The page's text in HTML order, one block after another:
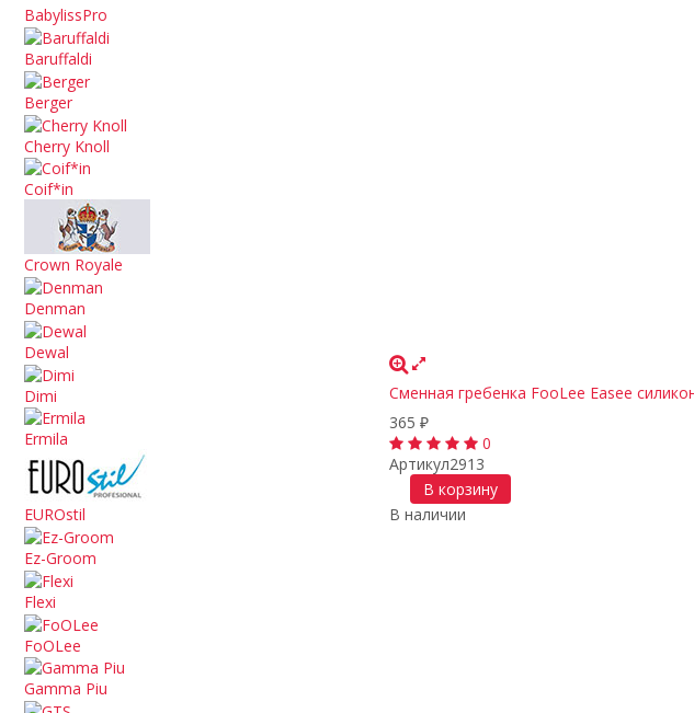
Сменная гребенка FoоLee Easee
365 ₽
0
Артикул2913
В корзину
В наличии
BabylissPro
Baruffaldi
Berger
Cherry Knoll
Coif*in
Crown Royale
Denman
Dewal
Dimi
Ermila
EUROstil
Ez-Groom
Flexi
FoOLee
Gamma Piu